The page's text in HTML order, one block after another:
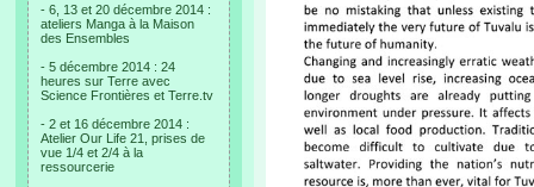
- 6, 13 et 20 décembre 2014 :
ateliers Manga à la Maison
des Ensembles
- 5 décembre 2014 : 24
heures sur Terre avec
Science Frontières et Terre.tv
- 2 et 16 décembre 2014 :
Atelier Our Life 21, prises de
vue 1/4 et 2/4 à la
ressourcerie